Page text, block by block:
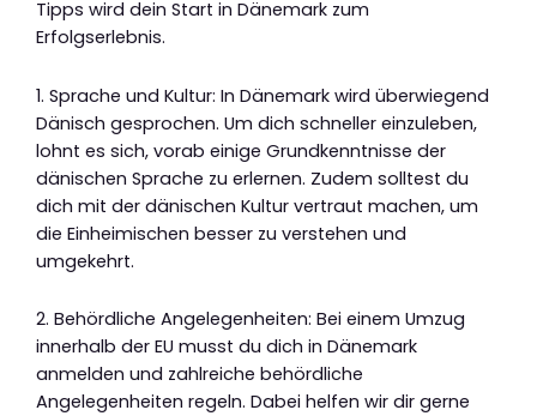
Tipps wird dein Start in Dänemark zum
Erfolgserlebnis.
1. Sprache und Kultur: In Dänemark wird überwiegend
Dänisch gesprochen. Um dich schneller einzuleben,
lohnt es sich, vorab einige Grundkenntnisse der
dänischen Sprache zu erlernen. Zudem solltest du
dich mit der dänischen Kultur vertraut machen, um
die Einheimischen besser zu verstehen und
umgekehrt.
2. Behördliche Angelegenheiten: Bei einem Umzug
innerhalb der EU musst du dich in Dänemark
anmelden und zahlreiche behördliche
Angelegenheiten regeln. Dabei helfen wir dir gerne